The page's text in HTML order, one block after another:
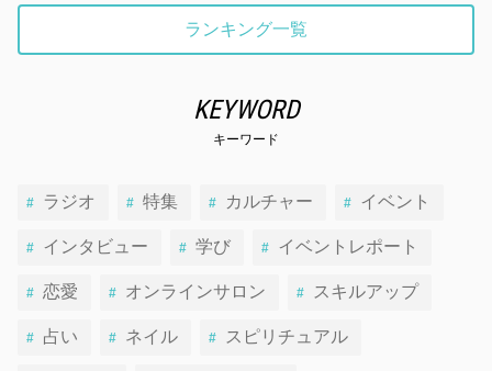
ランキング一覧
KEYWORD
キーワード
ラジオ 特集 カルチャー イベント
インタビュー 学び イベントレポート
恋愛 オンラインサロン スキルアップ
占い ネイル スピリチュアル